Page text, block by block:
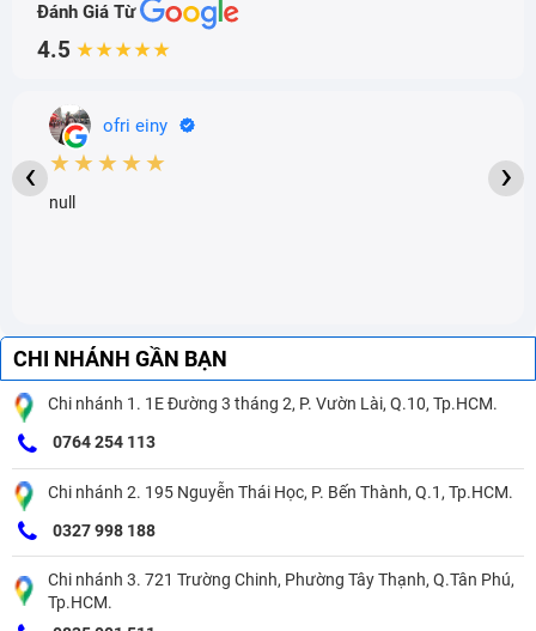
Đánh Giá Từ
4.5 ★★★★★
ofri einy
★★★★★
null
‹ ›
CHI NHÁNH GẦN BẠN
Chi nhánh 1. 1E Đường 3 tháng 2, P. Vườn Lài, Q.10, Tp.HCM.
0764 254 113
Chi nhánh 2. 195 Nguyễn Thái Học, P. Bến Thành, Q.1, Tp.HCM.
0327 998 188
Chi nhánh 3. 721 Trường Chinh, Phường Tây Thạnh, Q.Tân Phú,
Tp.HCM.